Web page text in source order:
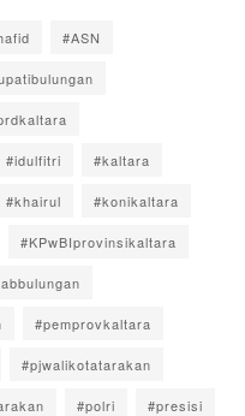
#ASN
#idulfitri #kaltara
#khairul #konikaltara
#KPwBIprovinsikaltara
#pemprovkaltara
#pjwalikotatarakan
#polri #presisi